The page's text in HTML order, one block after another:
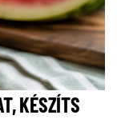
KÉSZÍTS